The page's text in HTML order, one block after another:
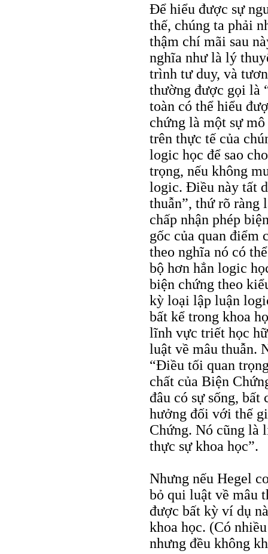
Để hiểu được sự
thế, chúng ta phải
thậm chí mãi sau
nghĩa như là lý
trình tư duy, và
thường được gọi là
toàn có thể hiểu
chứng là một sự
trên thực tế của
logic học để sao
trọng, nếu không
logic. Điều này tất
thuẫn”, thứ rõ
chấp nhận phép
gốc của quan điểm
theo nghĩa nó có
bộ hơn hẳn logic
biện chứng theo
kỳ loại lập luận
bất kể trong khoa
lĩnh vực triết học
luật về mâu thuẫn.
“Điều tối quan
chất của Biện
đâu có sự sống,
hưởng đối với thế
Chứng. Nó cũng là
thực sự khoa học”.
Nhưng nếu Hegel
bỏ qui luật về mâu
được bất kỳ ví dụ
khoa học. (Có
nhưng đều không